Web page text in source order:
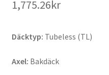
1,775.26kr
Däcktyp: Tubeless (TL)
Axel: Bakdäck